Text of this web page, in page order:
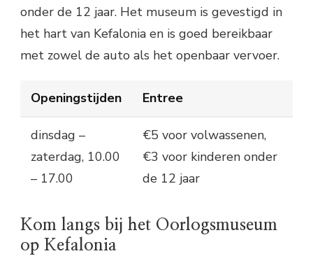
onder de 12 jaar. Het museum is gevestigd in
het hart van Kefalonia en is goed bereikbaar
met zowel de auto als het openbaar vervoer.
Openingstijden Entree
dinsdag –
zaterdag, 10.00
– 17.00
€5 voor volwassenen,
€3 voor kinderen onder
de 12 jaar
Kom langs bij het Oorlogsmuseum
op Kefalonia